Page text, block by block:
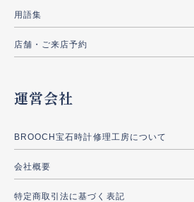
用語集
店舗・ご来店予約
運営会社
BROOCH宝石時計修理工房について
会社概要
特定商取引法に基づく表記